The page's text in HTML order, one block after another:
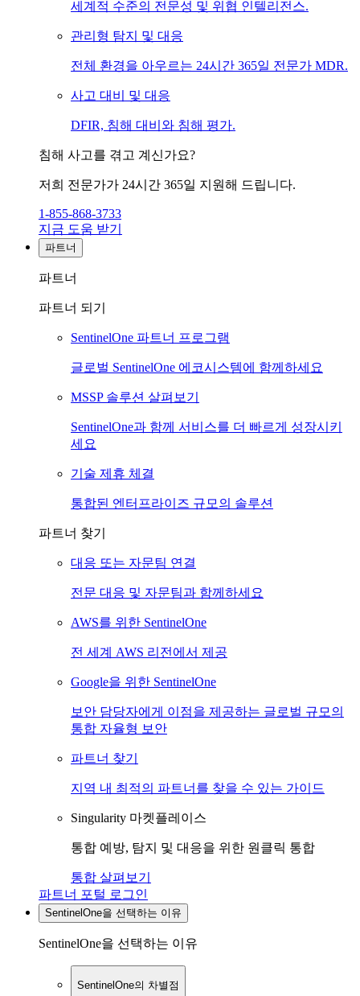
세계적 수준의 전문성 및 위협 인텔리전스.
관리형 탐지 및 대응
전체 환경을 아우르는 24시간 365일 전문가 MDR.
사고 대비 및 대응
DFIR, 침해 대비와 침해 평가.
침해 사고를 겪고 계신가요?
저희 전문가가 24시간 365일 지원해 드립니다.
1-855-868-3733
지금 도움 받기
파트너
파트너
파트너 되기
SentinelOne 파트너 프로그램
글로벌 SentinelOne 에코시스템에 함께하세요
MSSP 솔루션 살펴보기
SentinelOne과 함께 서비스를 더 빠르게 성장시키
세요
기술 제휴 체결
통합된 엔터프라이즈 규모의 솔루션
파트너 찾기
대응 또는 자문팀 연결
전문 대응 및 자문팀과 함께하세요
AWS를 위한 SentinelOne
전 세계 AWS 리전에서 제공
Google을 위한 SentinelOne
보안 담당자에게 이점을 제공하는 글로벌 규모의
통합 자율형 보안
파트너 찾기
지역 내 최적의 파트너를 찾을 수 있는 가이드
Singularity 마켓플레이스
통합 예방, 탐지 및 대응을 위한 원클릭 통합
통합 살펴보기
파트너 포털 로그인
SentinelOne을 선택하는 이유
SentinelOne을 선택하는 이유
SentinelOne의 차별점